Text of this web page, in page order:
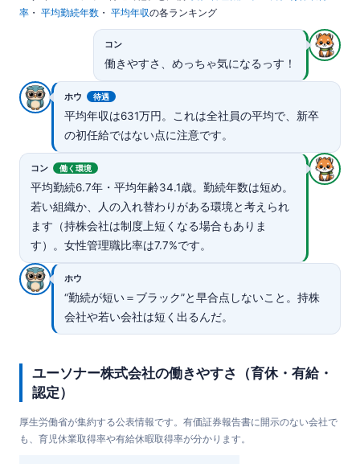
率 ・ 平均勤続年数 ・ 平均年収の各ランキング
コン
働きやすさ、めっちゃ気になるっす！
ホウ 待遇
平均年収は631万円。これは全社員の平均で、新卒
の初任給ではない点に注意です。
コン 働く環境
平均勤続6.7年・平均年齢34.1歳。勤続年数は短め。
若い組織か、人の入れ替わりがある環境と考えられ
ます（持株会社は制度上短くなる場合もありま
す）。女性管理職比率は7.7%です。
ホウ
“勤続が短い＝ブラック”と早合点しないこと。持株
会社や若い会社は短く出るんだ。
ユーソナー株式会社の働きやすさ（育休・有給・
認定）
厚生労働省が集約する公表情報です。有価証券報告書に開示のない会社で
も、育児休業取得率や有給休暇取得率が分かります。